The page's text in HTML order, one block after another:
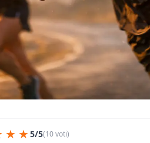
★ ★5/5(10 voti)